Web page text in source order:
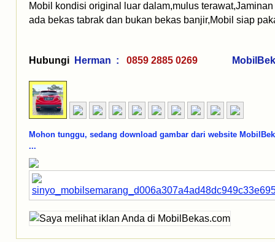
Mobil kondisi original luar dalam,mulus
ada bekas tabrak dan bukan bekas banjir,Mobil siap
Hubungi Herman : 0859 2885 0269
Mohon tunggu, sedang download gambar dari website
...